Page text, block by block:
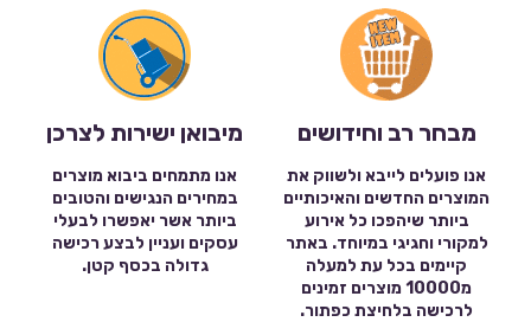
מבחר רב וחידושים
אנו פועלים לייבא ולשווק את
המוצרים החדשים והאיכותיים
ביותר שיהפכו כל אירוע
למקורי וחגיגי במיוחד. באתר
קיימים בכל עת למעלה
מ10000 מוצרים זמינים
לרכישה בלחיצת כפתור.
מיבואן ישירות לצרכן
אנו מתמחים ביבוא מוצרים
במחירים הנגישים והטובים
ביותר אשר יאפשרו לבעלי
עסקים ועניין לבצע רכישה
גדולה בכסף קטן.